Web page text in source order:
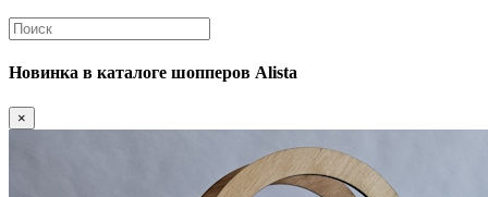
Новинка в каталоге шопперов Alista
×